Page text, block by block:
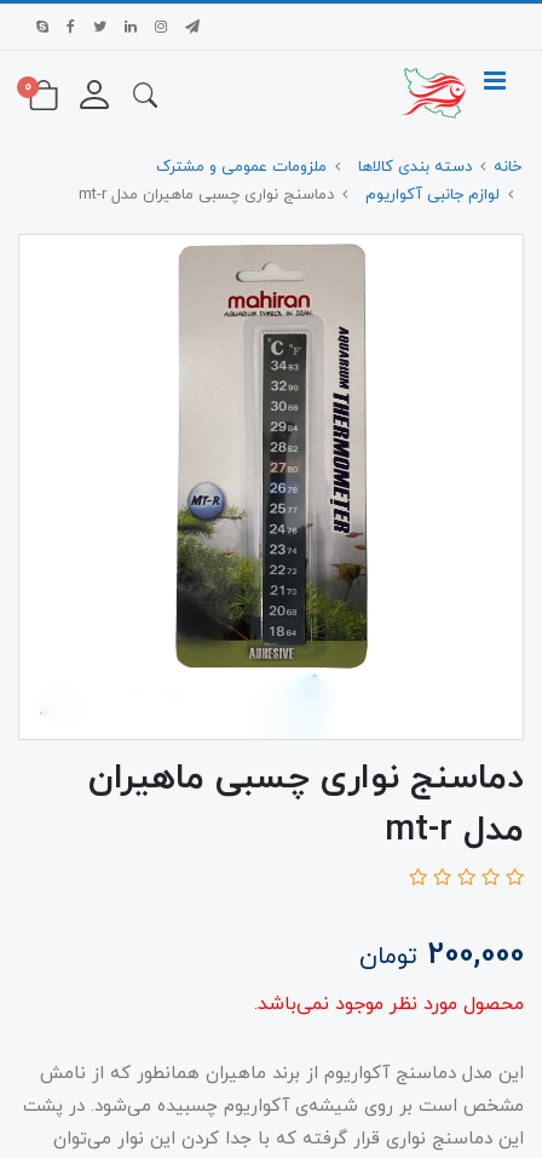
0
خانه دسته بندی کالاها
ملزومات عمومی و مشترک
لوازم جانبی آکواریوم
دماسنج نواری چسبی ماهیران مدل mt-r
دماسنج نواری چسبی ماهیران
مدل mt-r
200,000 تومان
محصول مورد نظر موجود نمی‌باشد.
این مدل دماسنج آکواریوم از برند ماهیران همانطور که از نامش
مشخص است بر روی شیشه‌ی آکواریوم چسبیده می‌شود. در پشت
این دماسنج نواری قرار گرفته که با جدا کردن این نوار می‌توان